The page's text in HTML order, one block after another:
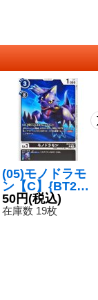
(05)モノドラモ
ン【C】{BT23-
049}《黒》
50円(税込)
在庫数 19枚